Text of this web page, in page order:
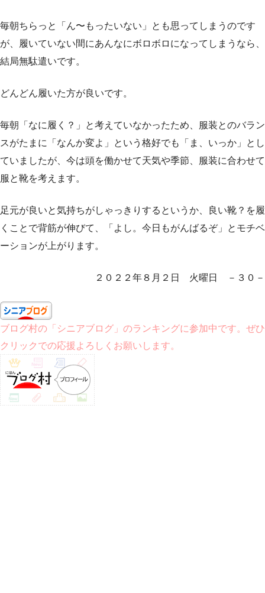
毎朝ちらっと「ん〜もったいない」とも思ってしまうのです
が、履いていない間にあんなにボロボロになってしまうなら、
結局無駄遣いです。
どんどん履いた方が良いです。
毎朝「なに履く？」と考えていなかったため、服装とのバラン
スがたまに「なんか変よ」という格好でも「ま、いっか」とし
ていましたが、今は頭を働かせて天気や季節、服装に合わせて
服と靴を考えます。
足元が良いと気持ちがしゃっきりするというか、良い靴？を履
くことで背筋が伸びて、「よし。今日もがんばるぞ」とモチベ
ーションが上がります。
２０２２年８月２日 火曜日 －３０－
ブログ村の「シニアブログ」のランキングに参加中です。ぜひ
クリックでの応援よろしくお願いします。